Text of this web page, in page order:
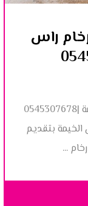
راس
شركة جلي وتلميع الرخام راس الخيمة |0545307678
بتقديم
...